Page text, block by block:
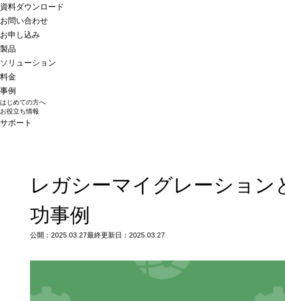
さくらのクラウド
資料ダウンロード
お問い合わせ
お申し込み
製品
ソリューション
料金
事例
はじめての方へ
お役立ち情報
サポート
レガシーマイグレーショ
功事例
公開： 2025.03.27最終更新日： 2025.03.27